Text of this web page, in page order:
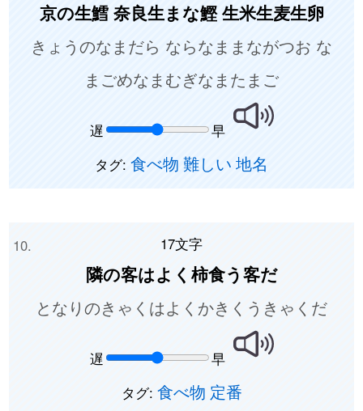
京の生鱈 奈良生まな鰹 生米生麦生卵
きょうのなまだら ならなままながつお な
まごめなまむぎなまたまご
遅
早
タグ: 食べ物 難しい 地名
17文字
隣の客はよく柿食う客だ
となりのきゃくはよくかきくうきゃくだ
遅
早
タグ: 食べ物 定番